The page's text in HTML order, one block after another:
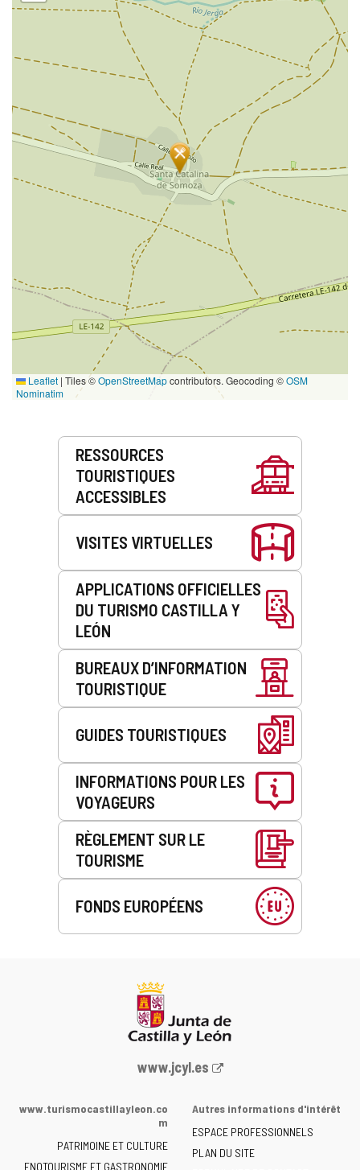
Leaflet | Tiles ©OpenStreetMapcontributors. Geocoding ©OSM
Nominatim
Prestations
RESSOURCES
TOURISTIQUES
ACCESSIBLES
VISITES VIRTUELLES
APPLICATIONS OFFICIELLES
DU TURISMO CASTILLA Y
LEÓN
BUREAUX D’INFORMATION
TOURISTIQUE
GUIDES TOURISTIQUES
INFORMATIONS POUR LES
VOYAGEURS
RÈGLEMENT SUR LE
TOURISME
FONDS EUROPÉENS
Portail
la
de
www.jcyl.es
www.turismocastillayleon.co
m
PATRIMOINE ET CULTURE
ENOTOURISME ET GASTRONOMIE
Autres informations d'intérêt
ESPACE PROFESSIONNELS
PLAN DU SITE